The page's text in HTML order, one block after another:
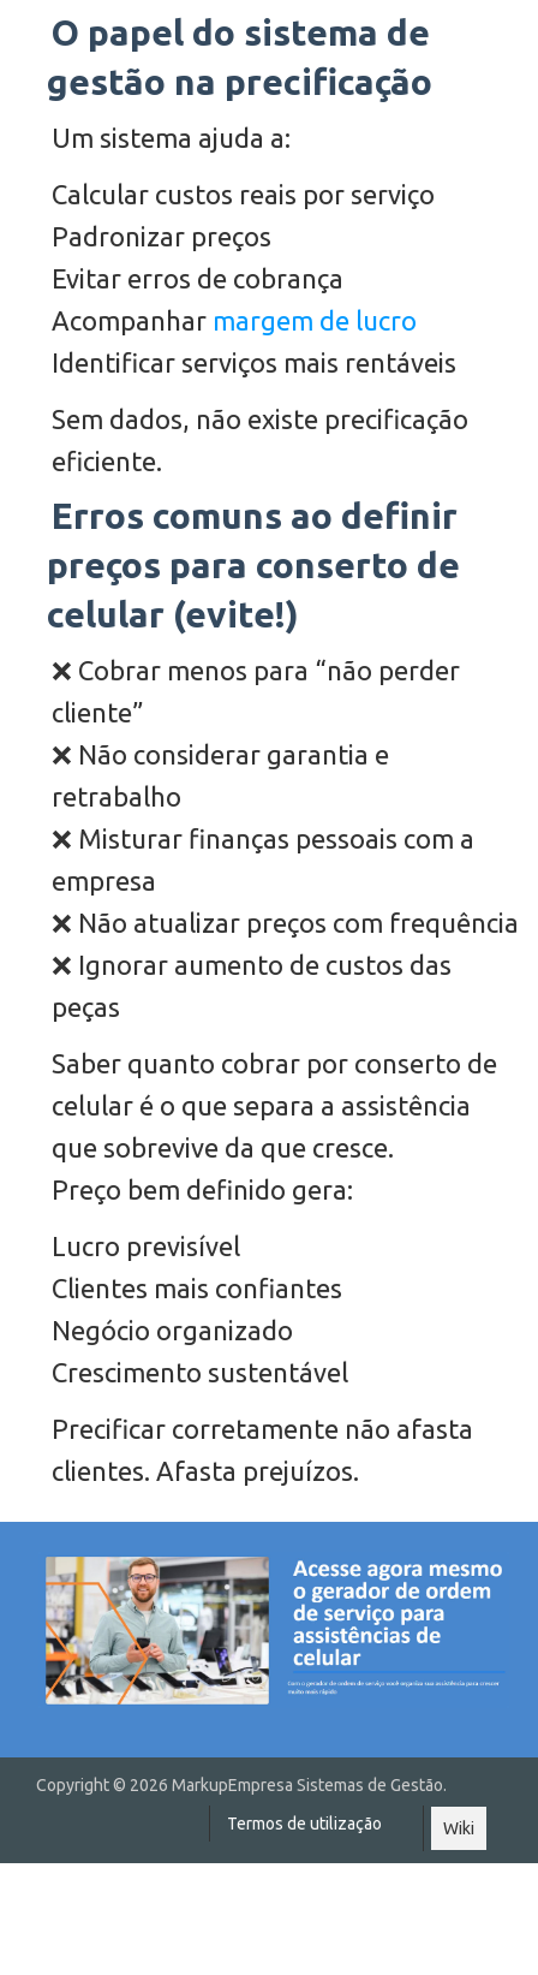
O papel do sistema de
gestão na precificação
Um sistema ajuda a:
Calcular custos reais por serviço
Padronizar preços
Evitar erros de cobrança
Acompanhar margem de lucro
Identificar serviços mais rentáveis
Sem dados, não existe precificação
eficiente.
Erros comuns ao definir
preços para conserto de
celular (evite!)
❌ Cobrar menos para “não perder
cliente”
❌ Não considerar garantia e
retrabalho
❌ Misturar finanças pessoais com a
empresa
❌ Não atualizar preços com frequência
❌ Ignorar aumento de custos das
peças
Saber quanto cobrar por conserto de
celular é o que separa a assistência
que sobrevive da que cresce.
Preço bem definido gera:
Lucro previsível
Clientes mais confiantes
Negócio organizado
Crescimento sustentável
Precificar corretamente não afasta
clientes. Afasta prejuízos.
Copyright © 2026 MarkupEmpresa Sistemas de Gestão.
Termos de utilização
Wiki